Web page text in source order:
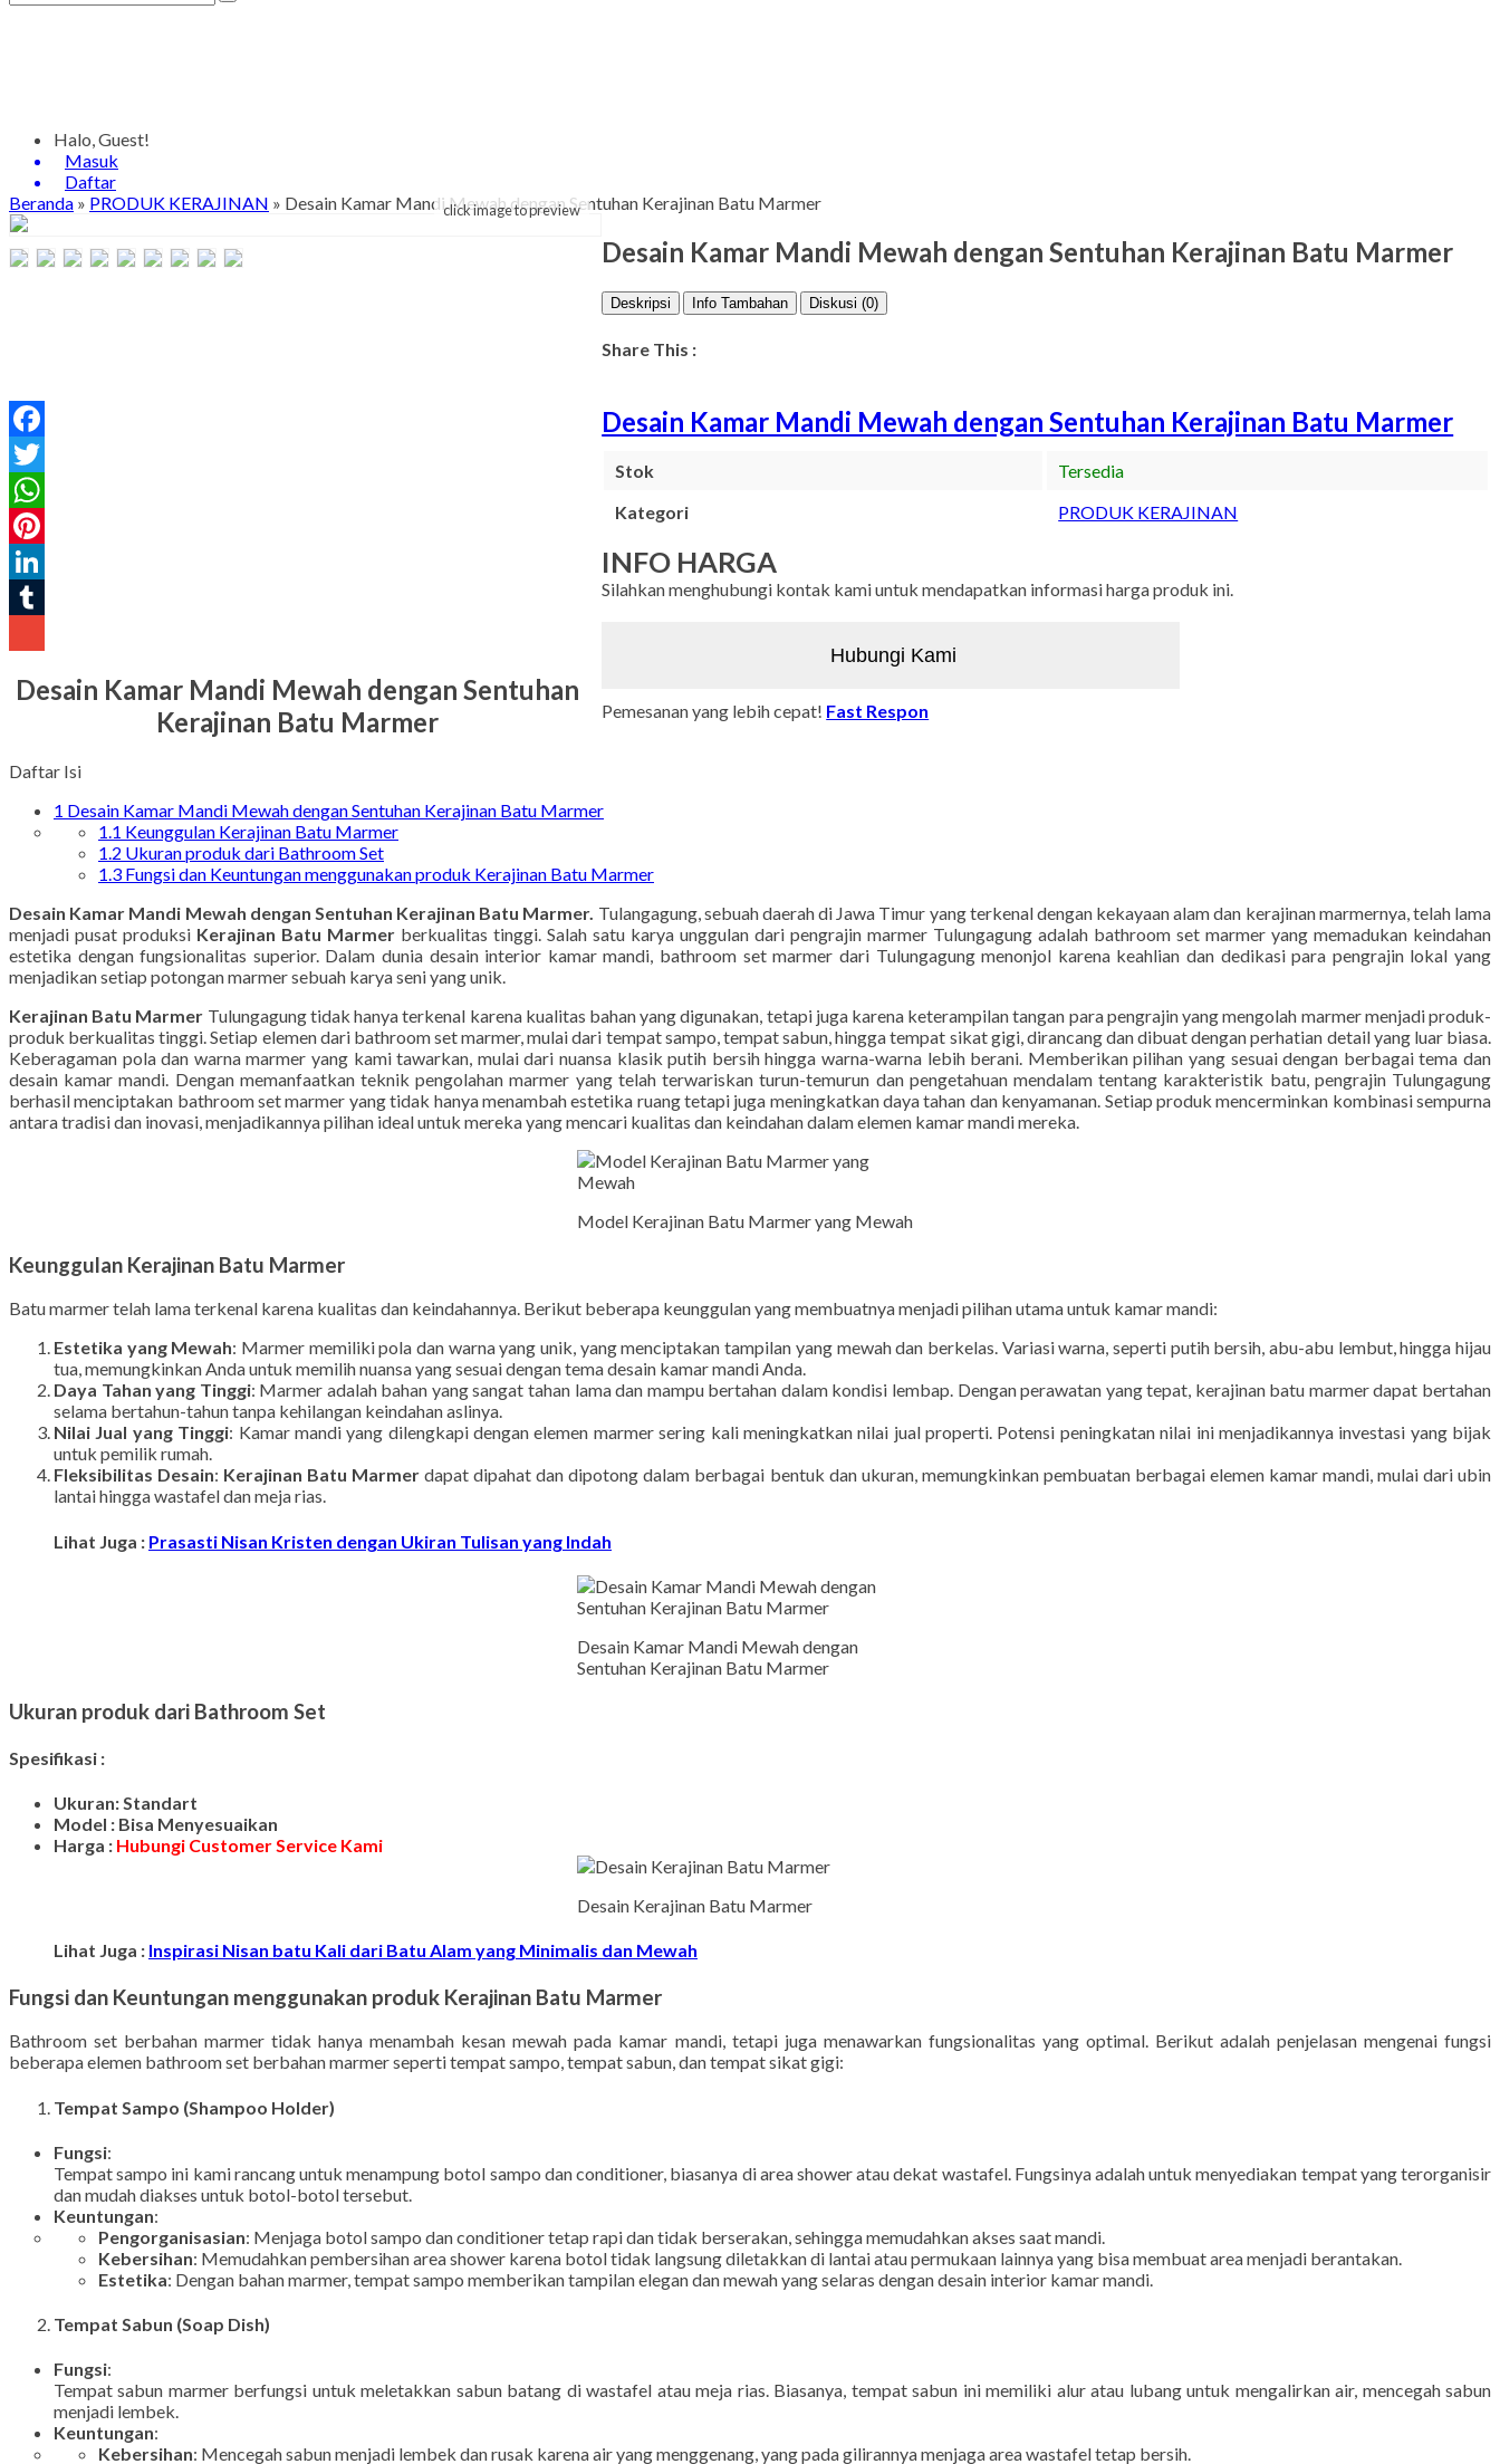
Halo, Guest!
Masuk
Daftar
Beranda » PRODUK KERAJINAN » Desain Kamar Mandi Mewah dengan Sentuhan Kerajinan Batu Marmer
click image to preview
Desain Kamar Mandi Mewah dengan Sentuhan Kerajinan Batu Marmer
Stok
Tersedia
Kategori
PRODUK KERAJINAN
INFO HARGA
Silahkan menghubungi kontak kami untuk mendapatkan informasi harga produk ini.
Hubungi Kami
Pemesanan yang lebih cepat! Fast Respon
Desain Kamar Mandi Mewah dengan Sentuhan Kerajinan Batu Marmer
Deskripsi Info Tambahan Diskusi (0)
Share This :
Facebook
Twitter
WhatsApp
Pinterest
LinkedIn
Desain Kamar Mandi Mewah dengan Sentuhan
Daftar Isi
Desain Kamar Mandi Mewah dengan Sentuhan Kerajinan Batu Marmer
1.1Keunggulan Kerajinan Batu Marmer
1.2Ukuran produk dari Bathroom Set
1.3Fungsi dan Keuntungan menggunakan produk Kerajinan Batu Marmer
Desain Kamar Mandi Mewah dengan Sentuhan Kerajinan Batu Marmer.Tulangagung, sebuah daerah di Jawa Timur yang terkenal dengan kekayaan alam dan kerajinan marmernya, telah lama
menjadi pusat produksiKerajinan Batu Marmerberkualitas tinggi. Salah satu karya unggulan dari pengrajin marmer Tulungagung adalah bathroom set marmer yang memadukan keindahan
estetika dengan fungsionalitas superior. Dalam dunia desain interior kamar mandi, bathroom set marmer dari Tulungagung menonjol karena keahlian dan dedikasi para pengrajin lokal yang
menjadikan setiap potongan marmer sebuah karya seni yang unik.
Kerajinan Batu MarmerTulungagung tidak hanya terkenal karena kualitas bahan yang digunakan, tetapi juga karena keterampilan tangan para pengrajin yang mengolah marmer menjadi produk-
produk berkualitas tinggi. Setiap elemen dari bathroom set marmer, mulai dari tempat sampo, tempat sabun, hingga tempat sikat gigi, dirancang dan dibuat dengan perhatian detail yang luar biasa.
Keberagaman pola dan warna marmer yang kami tawarkan, mulai dari nuansa klasik putih bersih hingga warna-warna lebih berani. Memberikan pilihan yang sesuai dengan berbagai tema dan
desain kamar mandi. Dengan memanfaatkan teknik pengolahan marmer yang telah terwariskan turun-temurun dan pengetahuan mendalam tentang karakteristik batu, pengrajin Tulungagung
berhasil menciptakan bathroom set marmer yang tidak hanya menambah estetika ruang tetapi juga meningkatkan daya tahan dan kenyamanan. Setiap produk mencerminkan kombinasi sempurna
antara tradisi dan inovasi, menjadikannya pilihan ideal untuk mereka yang mencari kualitas dan keindahan dalam elemen kamar mandi mereka.
Keunggulan Kerajinan Batu Marmer
Batu marmer telah lama terkenal karena kualitas dan keindahannya. Berikut beberapa keunggulan yang membuatnya menjadi pilihan utama untuk kamar mandi:
Estetika yang Mewah: Marmer memiliki pola dan warna yang unik, yang menciptakan tampilan yang mewah dan berkelas. Variasi warna, seperti putih bersih, abu-abu lembut, hingga hijau
tua, memungkinkan Anda untuk memilih nuansa yang sesuai dengan tema desain kamar mandi Anda.
Daya Tahan yang Tinggi: Marmer adalah bahan yang sangat tahan lama dan mampu bertahan dalam kondisi lembap. Dengan perawatan yang tepat, kerajinan batu marmer dapat bertahan
selama bertahun-tahun tanpa kehilangan keindahan aslinya.
Nilai Jual yang Tinggi: Kamar mandi yang dilengkapi dengan elemen marmer sering kali meningkatkan nilai jual properti. Potensi peningkatan nilai ini menjadikannya investasi yang bijak
untuk pemilik rumah.
Fleksibilitas Desain
Kerajinan Batu Marmer
lantai hingga wastafel dan meja rias.
Prasasti Nisan Kristen dengan Ukiran Tulisan yang Indah
Desain Kamar Mandi Mewah dengan
Ukuran produk dari Bathroom Set
Spesifikasi :
Ukuran: Standart
Model : Bisa Menyesuaikan
Desain Kerajinan Batu Marmer
Lihat Juga : Inspirasi Nisan batu Kali dari Batu Alam yang Minimalis dan Mewah
Fungsi dan Keuntungan menggunakan produk Kerajinan Batu Marmer
Bathroom set berbahan marmer tidak hanya menambah kesan mewah pada kamar mandi, tetapi juga menawarkan fungsionalitas yang optimal. Berikut adalah penjelasan mengenai fungsi
beberapa elemen bathroom set berbahan marmer seperti tempat sampo, tempat sabun, dan tempat sikat gigi:
Tempat Sampo (Shampoo Holder)
Fungsi:
Tempat sampo ini kami rancang untuk menampung botol sampo dan conditioner, biasanya di area shower atau dekat wastafel. Fungsinya adalah untuk menyediakan tempat yang terorganisir
dan mudah diakses untuk botol-botol tersebut.
Keuntungan:
Pengorganisasian: Menjaga botol sampo dan conditioner tetap rapi dan tidak berserakan, sehingga memudahkan akses saat mandi.
Kebersihan: Memudahkan pembersihan area shower karena botol tidak langsung diletakkan di lantai atau permukaan lainnya yang bisa membuat area menjadi berantakan.
Estetika
: Dengan bahan marmer, tempat sampo memberikan tampilan elegan dan mewah yang selaras dengan desain interior kamar mandi.
Tempat Sabun (Soap Dish)
Fungsi:
Tempat sabun marmer berfungsi untuk meletakkan sabun batang di wastafel atau meja rias. Biasanya, tempat sabun ini memiliki alur atau lubang untuk mengalirkan air, mencegah sabun
menjadi lembek.